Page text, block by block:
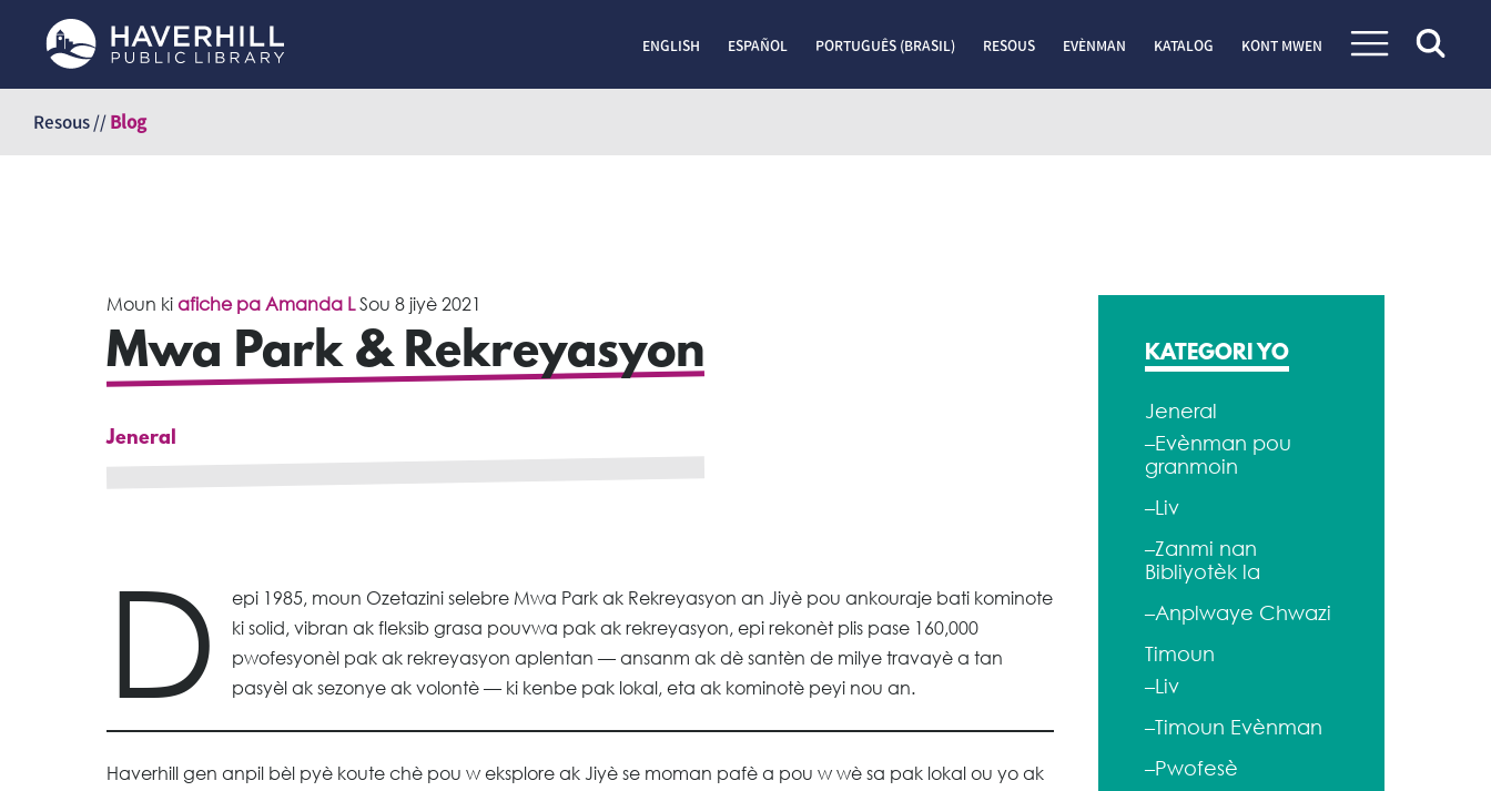
kontni
ENGLISH ESPAÑOL PORTUGUÊS (BRASIL) RESOUS EVÈNMAN KATALOG KONT MWEN
Resous //Blog
Moun ki afiche pa Amanda LSou 8 jiyè 2021
Mwa Park & Rekreyasyon
Jeneral
D
epi 1985, moun Ozetazini selebre Mwa Park ak Rekreyasyon an Jiyè pou ankouraje bati kominote
ki solid, vibran ak fleksib grasa pouvwa pak ak rekreyasyon, epi rekonèt plis pase 160,000
pwofesyonèl pak ak rekreyasyon aplentan — ansanm ak dè santèn de milye travayè a tan
pasyèl ak sezonye ak volontè — ki kenbe pak lokal, eta ak kominotè peyi nou an.
Haverhill gen anpil bèl pyè koute chè pou w eksplore ak Jiyè se moman pafè a pou w wè sa pak lokal ou yo ak
KATEGORI YO
Jeneral
–Evènman pou
granmoin
–Liv
–Zanmi nan
Bibliyotèk la
–Anplwaye Chwazi
Timoun
–Liv
–Timoun Evènman
–Pwofesè